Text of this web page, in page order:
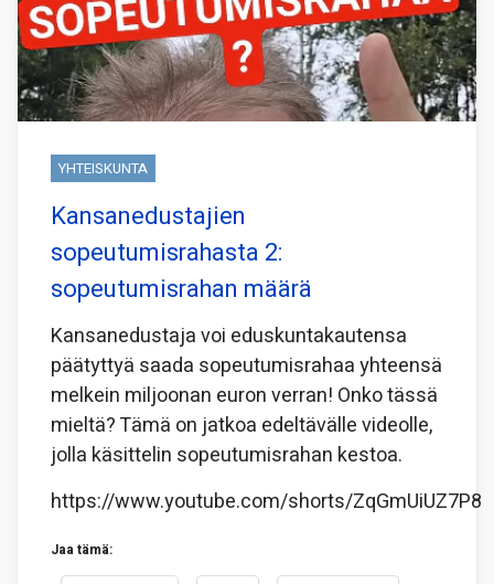
YHTEISKUNTA
Kansanedustajien
sopeutumisrahasta 2:
sopeutumisrahan määrä
Kansanedustaja voi eduskuntakautensa
päätyttyä saada sopeutumisrahaa yhteensä
melkein miljoonan euron verran! Onko tässä
mieltä? Tämä on jatkoa edeltävälle videolle,
jolla käsittelin sopeutumisrahan kestoa.
https://www.youtube.com/shorts/ZqGmUiUZ7P8
Jaa tämä: